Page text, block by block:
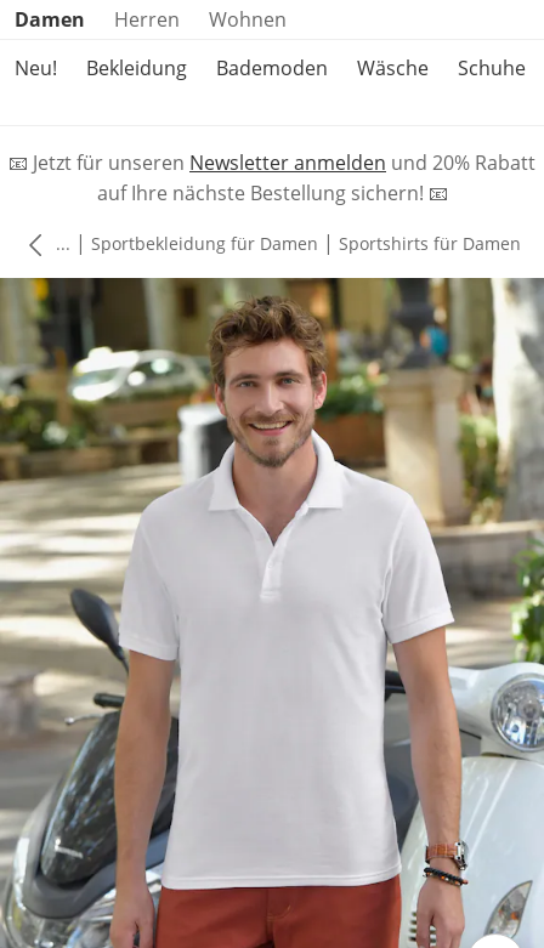
Produktkategorien überspringen
Damen Herren
Wohnen
Neu!
Bekleidung Bademoden Wäsche Schuhe
📧 Jetzt für unseren Newsletter anmelden und 20% Rabatt
auf Ihre nächste Bestellung sichern! 📧
... | Sportbekleidung für Damen | Sportshirts für Damen